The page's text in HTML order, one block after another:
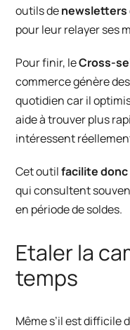
outils denewsletters
pour leur relayer ses
Pour finir, leCross-
commerce génère
quotidien car il
aide à trouver plus
intéressent
Cet outilfacilite donc
qui consultent
en période de soldes.
Etaler la
temps
Même s’il est difficile